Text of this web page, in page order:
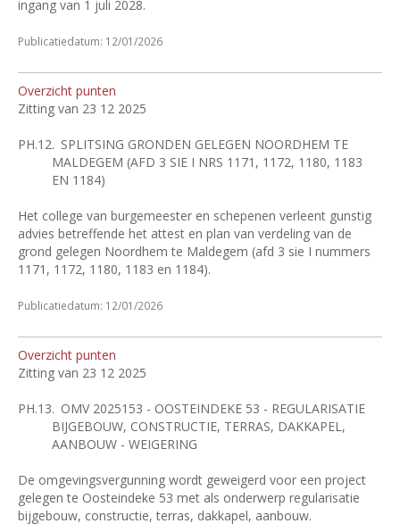
ingang van 1 juli 2028.
Publicatiedatum: 12/01/2026
Overzicht punten
Zitting van 23 12 2025
PH.12. SPLITSING GRONDEN GELEGEN NOORDHEM TE
MALDEGEM (AFD 3 SIE I NRS 1171, 1172, 1180, 1183
EN 1184)
Het college van burgemeester en schepenen verleent gunstig
advies betreffende het attest en plan van verdeling van de
grond gelegen Noordhem te Maldegem (afd 3 sie I nummers
1171, 1172, 1180, 1183 en 1184).
Publicatiedatum: 12/01/2026
Overzicht punten
Zitting van 23 12 2025
PH.13. OMV 2025153 - OOSTEINDEKE 53 - REGULARISATIE
BIJGEBOUW, CONSTRUCTIE, TERRAS, DAKKAPEL,
AANBOUW - WEIGERING
De omgevingsvergunning wordt geweigerd voor een project
gelegen te Oosteindeke 53 met als onderwerp regularisatie
bijgebouw, constructie, terras, dakkapel, aanbouw.